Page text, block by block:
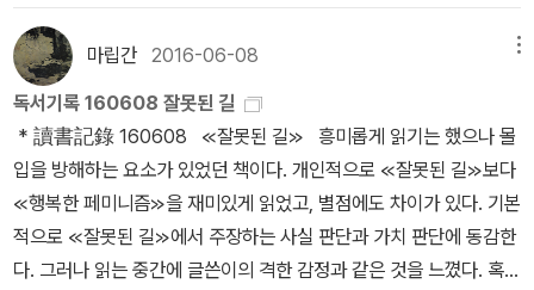
동성 간의 사랑은 대개 비극적 사랑으로 왜곡된다. 성 소수자의 목소
리를 당사자들이 직접 표출하려는 욕망은 진작부터 강했다. 성 소수
자는 우리 사회 문화지형에서 투명인간으로 치부되거나 드러나는 경
우라도 피해야 할 존재 또는 우스꽝스러운 존재로 묘사돼온 탓이다.
성 소수자 혐오와 차별은 오래된 문제지만, 최근 이를 정치적으로 이
용하는 극우 세력이 늘면서 혐오 발언이나 행위가 더 만연한 상황이
다. 성 소수자 인권이 존중받는 사회가 오려면 페미니스트들의 참여
를 통한 사회적 연대가 필요하다. 더 많은 사람들이 《여성의 남성성》
적’이다. 그래서 자유롭다.폴 B. 프레시아도를 좋아하는 안젤라는 ‘대
항성’으로 살아가고 싶은 존재다. 화자는 안젤라를 ‘그녀’라고 지칭하
지만, 안젤라는 생물학적 여성이 아니다. 화자는 ‘안젤라에 대해 아는
게 거의 없다(『우리의 스크린은...』, 14쪽).’ * 김멜라 《제 꿈 꾸세요》
(문학동네, 2022)* 전하영, 김멜라, 김지영, 김혜진, 박서련, 서이제,
한정현 《2021 제12회 젊은작가상 수상작품집》 (문학동네, 2021) *
사드, 성귀수 옮김 《사드 전집 2: 소돔 120일 혹은 방탕주의 학교》
(워크룸프레스, 2018) * [절판] 사드 《소돔 120일》 (고도, 2000)
대 그리스의 시인 사포(Sappho)의 레즈비언 정신을 이어받겠다는
포부를 가지고 있었고, 사포가 태어난 곳인 레스보스 섬(Lesbos I.)
에 레즈비언 학교를 세우려고 했었다. 비록 이 계획은 실패했지만, 바
니는 파리에 여성들을 위한 공동체를 만들어 레즈비언 문화를 전파했
으며 르네 비비엔은 바나의 후원을 받으면서 시와 소설을 발표했다.
* [No Image, 절판] 레미 드 구르몽 《색 색 색》 (문지
사, 1993)* [절판] 루 알버트 라사르트 《내가 사랑한 시인 내가 사랑
한 릴케》 (하늘연못, 1998) 바니는 『낙엽』을 쓴 시인 레미 드 구
판사, 2015) * 주디스 핼버스탬 《여성의 남성성》 (이매진, 2015)
과거에는 ‘변태성욕자’, ‘동성애자’를 욕할 때 ‘퀴어’를 사용됐지만,
이제는 그렇지 않습니다. 이제 퀴어는 다양한 성적 정체성, 성 지향성
이 있는 ‘성소수자’를 아우르는 단어로 쓰고 있습니다. 그런데 지금도
여전히 퀴어를 ‘변태’, ‘해롭고 위험한 존재’로 인식하고 비하하는 사
람들이 있어요. 퀴어 혐오(트렌스젠더, 게이, 레즈비언 혐오)를 일삼
는 사람, 동성애와 퀴어 축제를 반대하는 보수 기독교인, 그리고 ‘TE
RF(Trans-Exclusionary Radical Feminism)’로 알려진 트랜스-
배제적 페미니스트가 있습니다. * 쉴라 제프리스 《래디컬
다른 세 명의 남성 중 둘은 각자의 여자친구와 동석했고, 범상치 않은
포스를 풍기는 한 분은 혼자 자리를 빛낸 듯했다. 멋있엉.한 시간 삼십
분의 폭풍같은 강연이 이어지는 동안, syo는 입을 떡 벌리고 고개를
끄덕거리거나, 그러다 입이 마르면 커피를 쪽 빨거나, 옆자리에 앉은
대학생 분들의 아광속 필기에 감탄하여 또 입을 떡 벌리거나, 그러다
입이 말라서 다시 커피를 쪼옥 빨거나 하다가, 아, 맞다, 숨, 숨 쉬어야
지, 후하후하, 이러고 있었다. 三은 주로 작게, 가끔은 크게 고개를 끄
덕거리고 있었는데, 아무래도 여긴 그럴 대목이 아닌데 싶어 자꾸 쳐
≪환대받을 권리, 환대할 용기≫의 이라영 생각과 대립된다. p58 그
래서 박근혜와 싸우기 위해 야권에서는 자꾸만 ‘여성 대통령의 덕
목’이라는 틀을 만든다. ... 남성성이 있는 생물학적 여성이 문제의 대
상이 될 수 있는지 생물학적 여성이 남성성을 차용한 최근의 예는 ‘메
갈리안’이다. 박근혜 대통령을 반대했던 정희진씨가 메갈리안을 옹호
하는 글을 일간지에 실었다.
마립간 2016-06-08
독서기록 160608 잘못된 길
* 讀書記錄 160608 ≪잘못된 길≫ 흥미롭게 읽기는 했으나 몰
입을 방해하는 요소가 있었던 책이다. 개인적으로 ≪잘못된 길≫보다
≪행복한 페미니즘≫을 재미있게 읽었고, 별점에도 차이가 있다. 기본
적으로 ≪잘못된 길≫에서 주장하는 사실 판단과 가치 판단에 동감한
다. 그러나 읽는 중간에 글쓴이의 격한 감정과 같은 것을 느꼈다. 혹시